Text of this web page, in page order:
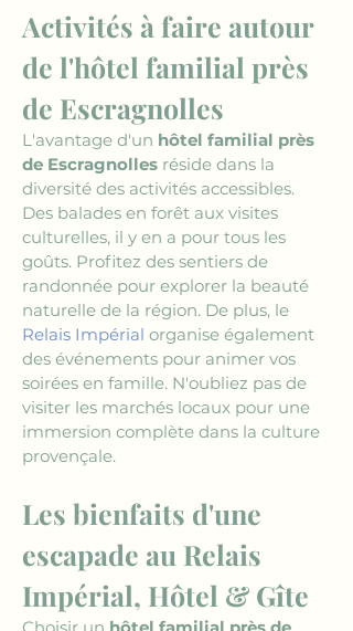
Activités à faire autour
de l'hôtel familial près
de Escragnolles
L'avantage d'un hôtel familial près
de Escragnolles réside dans la
diversité des activités accessibles.
Des balades en forêt aux visites
culturelles, il y en a pour tous les
goûts. Profitez des sentiers de
randonnée pour explorer la beauté
naturelle de la région. De plus, le
Relais Impérial organise également
des événements pour animer vos
soirées en famille. N'oubliez pas de
visiter les marchés locaux pour une
immersion complète dans la culture
provençale.
Les bienfaits d'une
escapade au Relais
Impérial, Hôtel & Gîte